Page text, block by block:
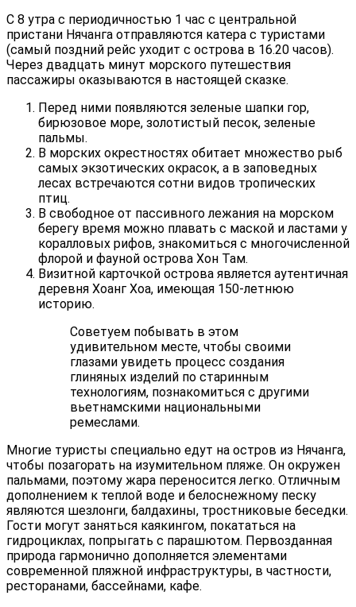
С 8 утра с периодичностью 1 час с центральной
пристани Нячанга отправляются катера с туристами
(самый поздний рейс уходит с острова в 16.20 часов).
Через двадцать минут морского путешествия
пассажиры оказываются в настоящей сказке.
Перед ними появляются зеленые шапки гор,
бирюзовое море, золотистый песок, зеленые
пальмы.
В морских окрестностях обитает множество рыб
самых экзотических окрасок, а в заповедных
лесах встречаются сотни видов тропических
птиц.
В свободное от пассивного лежания на морском
берегу время можно плавать с маской и ластами у
коралловых рифов, знакомиться с многочисленной
флорой и фауной острова Хон Там.
Визитной карточкой острова является аутентичная
деревня Хоанг Хоа, имеющая 150-летнюю
историю.
Советуем побывать в этом
удивительном месте, чтобы своими
глазами увидеть процесс создания
глиняных изделий по старинным
технологиям, познакомиться с другими
вьетнамскими национальными
ремеслами.
Многие туристы специально едут на остров из Нячанга,
чтобы позагорать на изумительном пляже. Он окружен
пальмами, поэтому жара переносится легко. Отличным
дополнением к теплой воде и белоснежному песку
являются шезлонги, балдахины, тростниковые беседки.
Гости могут заняться каякингом, покататься на
гидроциклах, попрыгать с парашютом. Первозданная
природа гармонично дополняется элементами
современной пляжной инфраструктуры, в частности,
ресторанами, бассейнами, кафе.